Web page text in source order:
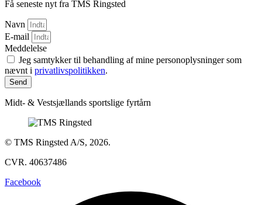
Få seneste nyt fra TMS Ringsted
Navn
E-mail
Meddelelse
Jeg samtykker til behandling af mine personoplysninger som
nævnt i privatlivspolitikken.
Send
Midt- & Vestsjællands sportslige fyrtårn
© TMS Ringsted A/S, 2026.
CVR. 40637486
Facebook